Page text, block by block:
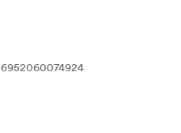
6952060074924